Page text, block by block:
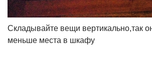
Складывайте вещи вертикально,так
меньше места в шкафу